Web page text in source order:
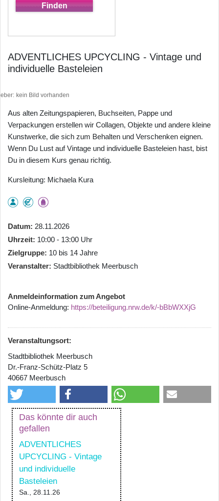
ADVENTLICHES UPCYCLING - Vintage und
individuelle Basteleien
kein Bild vorhanden
Aus alten Zeitungspapieren, Buchseiten, Pappe und
Verpackungen erstellen wir Collagen, Objekte und andere kleine
Kunstwerke, die sich zum Behalten und Verschenken eignen.
Wenn Du Lust auf Vintage und individuelle Basteleien hast, bist
Du in diesem Kurs genau richtig.
Kursleitung: Michaela Kura
Datum 28.11.2026
Uhrzeit 10:00 - 13:00 Uhr
Zielgruppe 10 bis 14 Jahre
Veranstalter Stadtbibliothek Meerbusch
Anmeldeinformation zum Angebot
Online-Anmeldung: https://beteiligung.nrw.de/k/-bBbWXXjG
Veranstaltungsort:
Stadtbibliothek Meerbusch
Dr.-Franz-Schütz-Platz 5
40667 Meerbusch
Das könnte dir auch
gefallen
ADVENTLICHES
UPCYCLING - Vintage
und individuelle
Basteleien
Sa., 28.11.26